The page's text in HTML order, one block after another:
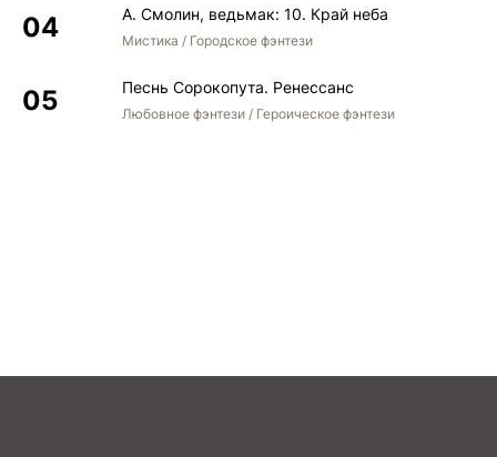
А. Смолин, ведьмак: 10. Край неба
Мистика / Городское фэнтези
Песнь Сорокопута. Ренессанс
Любовное фэнтези / Героическое фэнтези